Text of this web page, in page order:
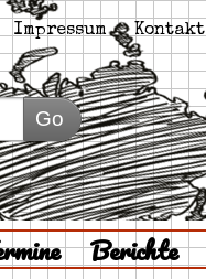
Impressum Kontakt
Go
Berichte